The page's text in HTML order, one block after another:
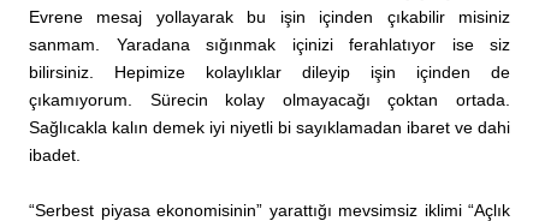
Evrene mesaj yollayarak bu işin içinden çıkabilir misiniz
sanmam. Yaradana sığınmak içinizi ferahlatıyor ise siz
bilirsiniz. Hepimize kolaylıklar dileyip işin içinden de
çıkamıyorum. Sürecin kolay olmayacağı çoktan ortada.
Sağlıcakla kalın demek iyi niyetli bi sayıklamadan ibaret ve dahi
ibadet.
“Serbest piyasa ekonomisinin” yarattığı mevsimsiz iklimi “Açlık